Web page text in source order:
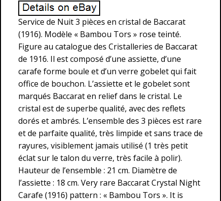
Service de Nuit 3 pièces en cristal de Baccarat
(1916). Modèle « Bambou Tors » rose teinté.
Figure au catalogue des Cristalleries de Baccarat
de 1916. Il est composé d’une assiette, d’une
carafe forme boule et d’un verre gobelet qui fait
office de bouchon. L’assiette et le gobelet sont
marqués Baccarat en relief dans le cristal. Le
cristal est de superbe qualité, avec des reflets
dorés et ambrés. L’ensemble des 3 pièces est rare
et de parfaite qualité, très limpide et sans trace de
rayures, visiblement jamais utilisé (1 très petit
éclat sur le talon du verre, très facile à polir).
Hauteur de l’ensemble : 21 cm. Diamètre de
l’assiette : 18 cm. Very rare Baccarat Crystal Night
Carafe (1916) pattern : « Bambou Tors ». It is